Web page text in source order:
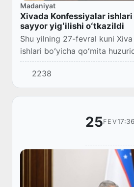
Madaniyat
Xivada Konfessiyalar
sayyor yigʻilishi oʻtkazildi
Shu yilning 27-fevral kuni
ishlari boʻyicha qoʻmita
ishlari kengashining sayyor
2238
25FEV17:36